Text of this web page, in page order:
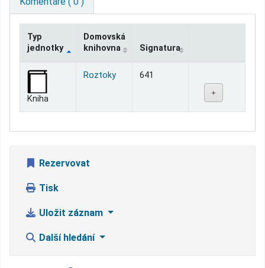
Jednotky
Typ
jednotky
Domovská
knihovna
Signatura
Kniha
Roztoky 641
Rezervovat
Tisk
Uložit záznam
Další hledání